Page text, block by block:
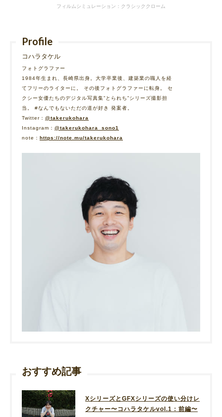
フィルムシミュレーション：クラシッククローム
Profile
コハラタケル
フォトグラファー
1984年生まれ、長崎県出身。大学卒業後、建築業の職人を経
てフリーのライターに。 その後フォトグラファーに転身。 セ
クシー女優たちのデジタル写真集”とられち”シリーズ撮影担
当。 #なんでもないただの道が好き 発案者。
Twitter： @takerukohara
Instagram： @takerukohara_sono1
note：
https://note.mu/takerukohara
おすすめ記事
XシリーズとGFXシリーズの使い分けレ
クチャー〜コハラタケルvol.1：前編〜